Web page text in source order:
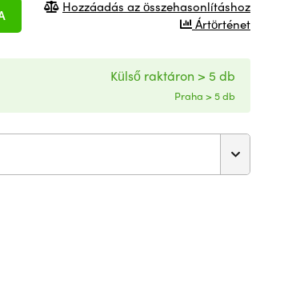
Hozzáadás az összehasonlításhoz
Ártörténet
Külső raktáron > 5 db
Praha > 5 db